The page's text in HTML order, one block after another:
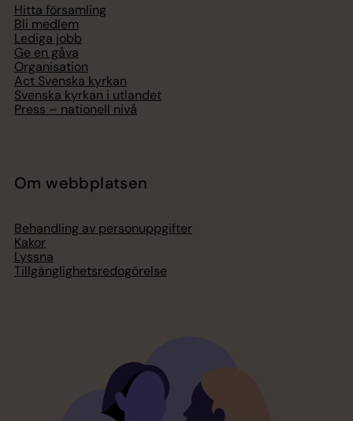
Hitta församling
Bli medlem
Lediga jobb
Ge en gåva
Organisation
Act Svenska kyrkan
Svenska kyrkan i utlandet
Press – nationell nivå
Om webbplatsen
Behandling av personuppgifter
Kakor
Lyssna
Tillgänglighetsredogörelse